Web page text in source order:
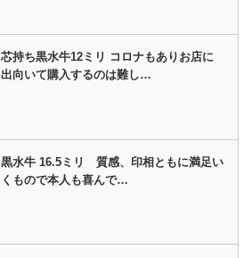
芯持ち黒水牛12ミリ コロナもありお店に
出向いて購入するのは難し…
黒水牛 16.5ミリ 質感、印相ともに満足い
くもので本人も喜んで…